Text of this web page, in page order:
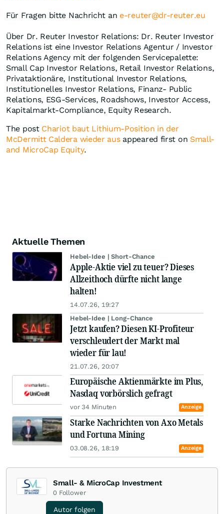
Für Fragen bitte Nachricht an e-reuter@dr-reuter.eu
Über Dr. Reuter Investor Relations: Dr. Reuter Investor
Relations ist eine Investor Relations Agentur / Investor
Relations Agency mit der folgenden Servicepalette:
Small Cap Investor Relations, Retail Investor Relations,
Privataktionäre, Institutional Investor Relations,
Institutionelles Investor Relations, Finanz- Public
Relations, ESG-Services, Roadshows, Investor Access,
Kapitalmarkt-Compliance, Equity Research.
The post Chariot baut Lithium-Position in der
McDermitt Caldera wieder ausappeared first on Small-
and MicroCap Equity.
Aktuelle Themen
Hebel-Idee | Short-Chance
Apple-Aktie viel zu teuer? Dieses
Allzeithoch dürfte nicht lange
halten!
14.07.26, 19:27
Hebel-Idee | Long-Chance
Jetzt kaufen? Diesen KI-Profiteur
verschleudert der Markt mal
wieder für lau!
21.07.26, 20:07
Europäische Aktienmärkte im Plus,
Nasdaq vorbörslich gefragt
vor 34 Minuten Anzeige
Starke Nachrichten von Axo Metals
und Fortuna Mining
03.08.26, 18:19 Anzeige
Small- & MicroCap Investment
0 Follower
Autor folgen